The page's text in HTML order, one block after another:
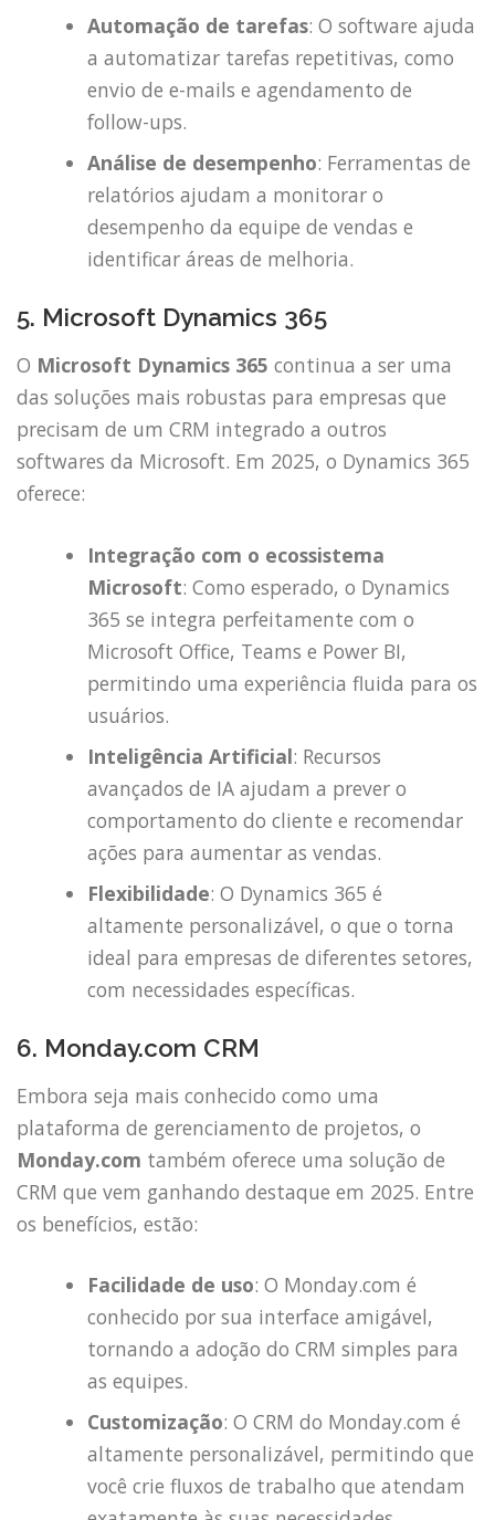
Automação de tarefas: O software ajuda
a automatizar tarefas repetitivas, como
envio de e-mails e agendamento de
follow-ups.
Análise de desempenho: Ferramentas de
relatórios ajudam a monitorar o
desempenho da equipe de vendas e
identificar áreas de melhoria.
5. Microsoft Dynamics 365
O Microsoft Dynamics 365 continua a ser uma
das soluções mais robustas para empresas que
precisam de um CRM integrado a outros
softwares da Microsoft. Em 2025, o Dynamics 365
oferece:
Integração com o ecossistema
Microsoft: Como esperado, o Dynamics
365 se integra perfeitamente com o
Microsoft Office, Teams e Power BI,
permitindo uma experiência fluida para os
usuários.
Inteligência Artificial: Recursos
avançados de IA ajudam a prever o
comportamento do cliente e recomendar
ações para aumentar as vendas.
Flexibilidade: O Dynamics 365 é
altamente personalizável, o que o torna
ideal para empresas de diferentes setores,
com necessidades específicas.
6. Monday.com CRM
Embora seja mais conhecido como uma
plataforma de gerenciamento de projetos, o
Monday.com também oferece uma solução de
CRM que vem ganhando destaque em 2025. Entre
os benefícios, estão:
Facilidade de uso: O Monday.com é
conhecido por sua interface amigável,
tornando a adoção do CRM simples para
as equipes.
Customização: O CRM do Monday.com é
altamente personalizável, permitindo que
você crie fluxos de trabalho que atendam